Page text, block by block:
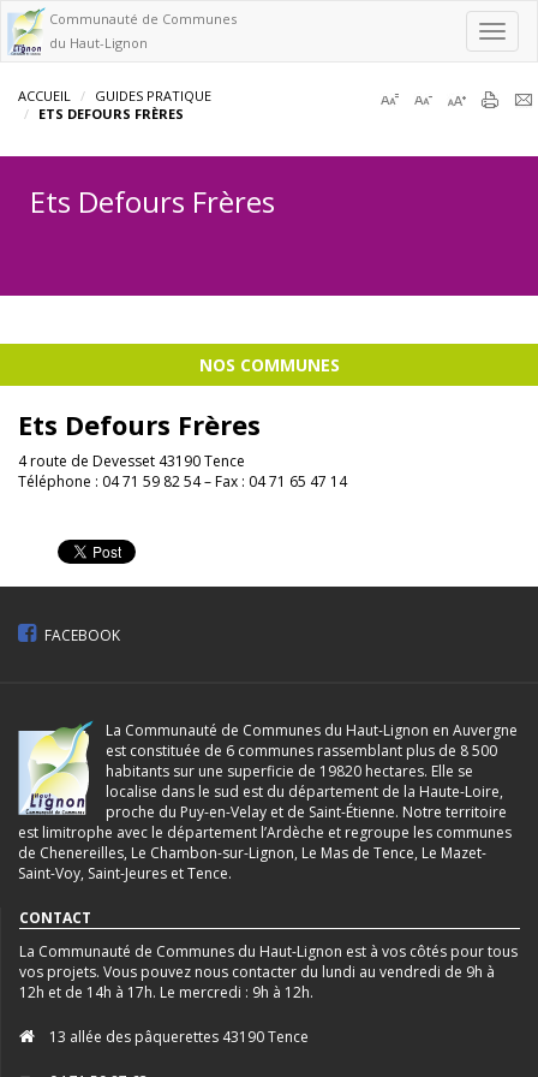
Communauté de Communes
du Haut-Lignon
ACCUEIL
GUIDES PRATIQUE
ETS DEFOURS FRÈRES
Ets Defours Frères
NOS COMMUNES
Ets Defours Frères
4 route de Devesset 43190 Tence
Téléphone : 04 71 59 82 54 – Fax : 04 71 65 47 14
FACEBOOK
La Communauté de Communes du Haut-Lignon en Auvergne
est constituée de 6 communes rassemblant plus de 8 500
habitants sur une superficie de 19820 hectares. Elle se
localise dans le sud est du département de la Haute-Loire,
proche du Puy-en-Velay et de Saint-Étienne. Notre territoire
est limitrophe avec le département l’Ardèche et regroupe les communes
de Chenereilles, Le Chambon-sur-Lignon, Le Mas de Tence, Le Mazet-
Saint-Voy, Saint-Jeures et Tence.
CONTACT
La Communauté de Communes du Haut-Lignon est à vos côtés pour tous
vos projets. Vous pouvez nous contacter du lundi au vendredi de 9h à
12h et de 14h à 17h. Le mercredi : 9h à 12h.
13 allée des pâquerettes 43190 Tence